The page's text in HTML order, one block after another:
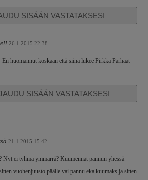
SISÄÄN VASTATAKSESI
26.1.2015 22:38
huomannut koskaan että siinä lukee Pirkka Parhaat
SISÄÄN VASTATAKSESI
21.1.2015 15:42
Nyt ei tyhmä ymmärrä? Kuumennat pannun yhessä
vuohenjuusto päälle vai pannu eka kuumaks ja sitten